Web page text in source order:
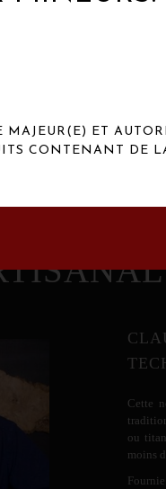
Cette
ou
moins
ET
CONTENANT DE